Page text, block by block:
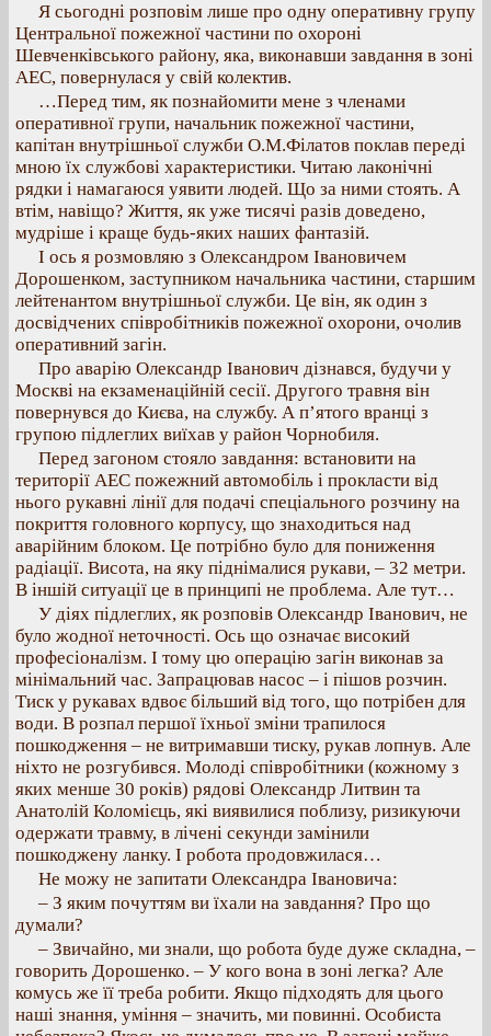
Я сьогодні розповім лише про одну оперативну групу
Центральної пожежної частини по охороні
Шевченківського району, яка, виконавши завдання в зоні
АЕС, повернулася у свій колектив.
…Перед тим, як познайомити мене з членами
оперативної групи, начальник пожежної частини,
капітан внутрішньої служби О.М.Філатов поклав переді
мною їх службові характеристики. Читаю лаконічні
рядки і намагаюся уявити людей. Що за ними стоять. А
втім, навіщо? Життя, як уже тисячі разів доведено,
мудріше і краще будь-яких наших фантазій.
І ось я розмовляю з Олександром Івановичем
Дорошенком, заступником начальника частини, старшим
лейтенантом внутрішньої служби. Це він, як один з
досвідчених співробітників пожежної охорони, очолив
оперативний загін.
Про аварію Олександр Іванович дізнався, будучи у
Москві на екзаменаційній сесії. Другого травня він
повернувся до Києва, на службу. А п’ятого вранці з
групою підлеглих виїхав у район Чорнобиля.
Перед загоном стояло завдання: встановити на
території АЕС пожежний автомобіль і прокласти від
нього рукавні лінії для подачі спеціального розчину на
покриття головного корпусу, що знаходиться над
аварійним блоком. Це потрібно було для пониження
радіації. Висота, на яку піднімалися рукави, – 32 метри.
В іншій ситуації це в принципі не проблема. Але тут…
У діях підлеглих, як розповів Олександр Іванович, не
було жодної неточності. Ось що означає високий
професіоналізм. І тому цю операцію загін виконав за
мінімальний час. Запрацював насос – і пішов розчин.
Тиск у рукавах вдвоє більший від того, що потрібен для
води. В розпал першої їхньої зміни трапилося
пошкодження – не витримавши тиску, рукав лопнув. Але
ніхто не розгубився. Молоді співробітники (кожному з
яких менше 30 років) рядові Олександр Литвин та
Анатолій Коломієць, які виявилися поблизу, ризикуючи
одержати травму, в лічені секунди замінили
пошкоджену ланку. І робота продовжилася…
Не можу не запитати Олександра Івановича:
– З яким почуттям ви їхали на завдання? Про що
думали?
– Звичайно, ми знали, що робота буде дуже складна, –
говорить Дорошенко. – У кого вона в зоні легка? Але
комусь же її треба робити. Якщо підходять для цього
наші знання, уміння – значить, ми повинні. Особиста